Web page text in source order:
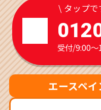
\ タップ
受付/9:00～
エースペ